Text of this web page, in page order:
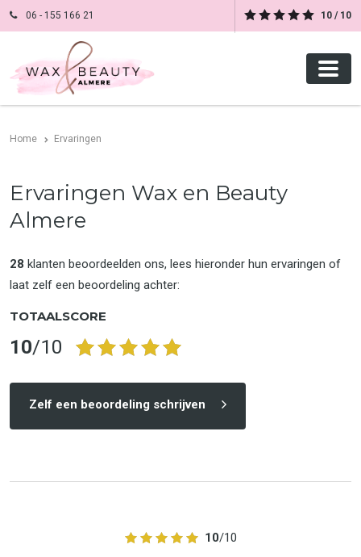
06 - 155 166 21 10 / 10
Home Ervaringen
Ervaringen Wax en Beauty
Almere
28 klanten beoordeelden ons, lees hieronder hun ervaringen of
laat zelf een beoordeling achter:
TOTAALSCORE
10/10
Zelf een beoordeling schrijven
10/10